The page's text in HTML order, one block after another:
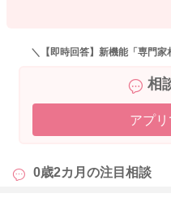
みることで、より頭の形に
よかったら参考になさって
どうぞよろしくお願いします
＼【即時回答】新機能「専門
相
アプ
0歳2カ月の注目相談